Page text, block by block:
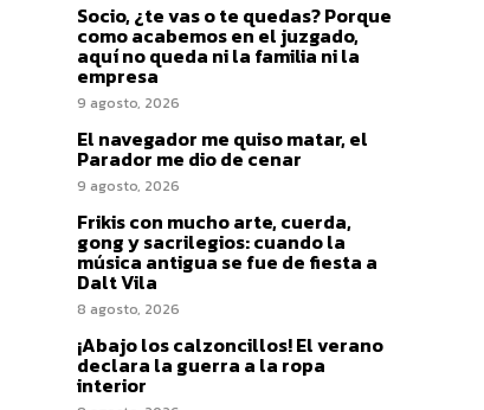
Socio, ¿te vas o te quedas? Porque
como acabemos en el juzgado,
aquí no queda ni la familia ni la
empresa
9 agosto, 2026
El navegador me quiso matar, el
Parador me dio de cenar
9 agosto, 2026
Frikis con mucho arte, cuerda,
gong y sacrilegios: cuando la
música antigua se fue de fiesta a
Dalt Vila
8 agosto, 2026
¡Abajo los calzoncillos! El verano
declara la guerra a la ropa
interior